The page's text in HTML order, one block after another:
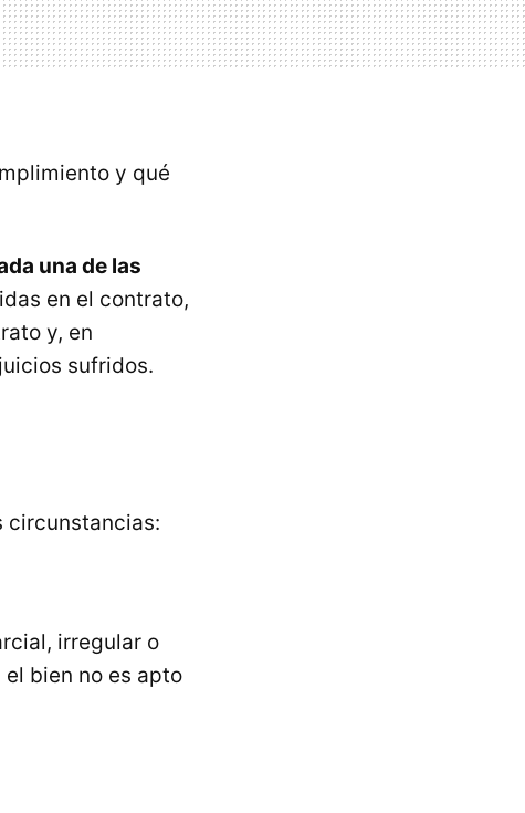
y qué
una de las
en el contrato,
y, en
sufridos.
circunstancias:
irregular o
bien no es apto